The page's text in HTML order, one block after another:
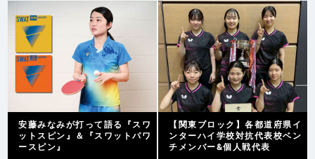
安藤みなみが打って語る『スワ
ットスピン』＆『スワットパワ
ースピン』
【関東ブロック】各都道府県イ
ンターハイ学校対抗代表校ベン
チメンバー&個人戦代表